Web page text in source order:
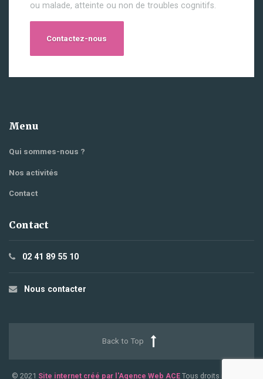
ou malade, atteinte ou non de troubles cognitifs.
Contactez-nous
Menu
Qui sommes-nous ?
Nos activités
Contact
Contact
02 41 89 55 10
Nous contacter
© 2021 Site internet créé par l'Agence Web ACETous droits réservés.
Back to Top